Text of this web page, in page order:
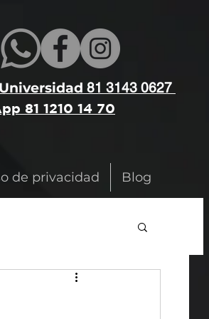
81 3143 0627
81 1210 14 70
de privacidad Blog